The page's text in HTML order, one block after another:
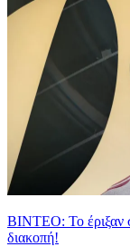
ΒΙΝΤΕΟ: Το έριξαν
διακοπή!